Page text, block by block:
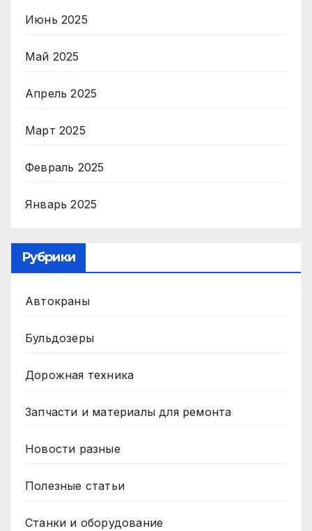
Июнь 2025
Май 2025
Апрель 2025
Март 2025
Февраль 2025
Январь 2025
Рубрики
Автокраны
Бульдозеры
Дорожная техника
Запчасти и материалы для ремонта
Новости разные
Полезные статьи
Станки и оборудование